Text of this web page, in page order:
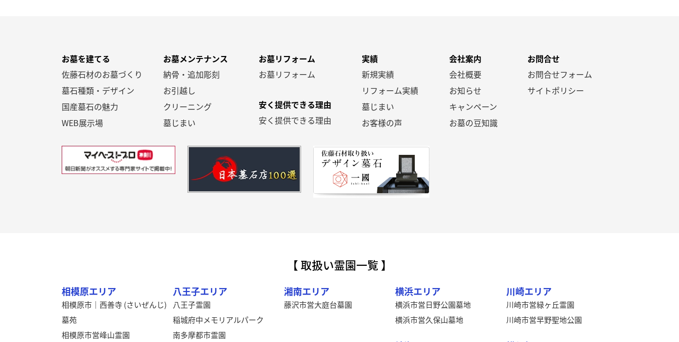
お墓を建てる
佐藤石材のお墓づくり
墓石種類・デザイン
国産墓石の魅力
WEB展示場
お墓メンテナンス
納骨・追加彫刻
お引越し
クリーニング
墓じまい
お墓リフォーム
お墓リフォーム
安く提供できる理由
安く提供できる理由
実績
新規実績
リフォーム実績
墓じまい
お客様の声
会社案内
会社概要
お知らせ
キャンペーン
お墓の豆知識
お問合せ
お問合せフォーム
サイトポリシー
【 取扱い霊園一覧 】
相模原エリア
相模原市｜西善寺 (さいぜんじ)
墓苑
相模原市営峰山霊園
八王子エリア
八王子霊園
稲城府中メモリアルパーク
南多摩都市霊園
湘南エリア
藤沢市営大庭台墓園
横浜エリア
横浜市営日野公園墓地
横浜市営久保山墓地
川崎エリア
川崎市営緑ヶ丘霊園
川崎市営早野聖地公園